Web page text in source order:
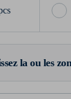
la ou les